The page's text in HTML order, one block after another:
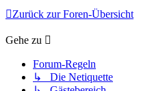
Zurück zur Foren-Übersicht
Gehe zu
Forum-Regeln
↳ Die Netiquette